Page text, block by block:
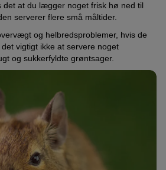
det at du lægger noget frisk hø ned til
serverer flere små måltider.
og helbredsproblemer, hvis de
vigtigt ikke at servere noget
og sukkerfyldte grøntsager.